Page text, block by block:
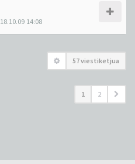
18.10.09 14:08
57 viestiketjua
1 2